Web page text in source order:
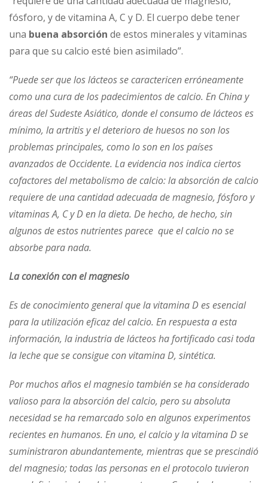
fósforo, y de vitamina A, C y D. El cuerpo debe tener
una buena absorción de estos minerales y vitaminas
para que su calcio esté bien asimilado”.
“Puede ser que los lácteos se caractericen erróneamente
como una cura de los padecimientos de calcio. En China y
áreas del Sudeste Asiático, donde el consumo de lácteos es
mínimo, la artritis y el deterioro de huesos no son los
problemas principales, como lo son en los países
avanzados de Occidente. La evidencia nos indica ciertos
cofactores del metabolismo de calcio: la absorción de calcio
requiere de una cantidad adecuada de magnesio, fósforo y
vitaminas A, C y D en la dieta. De hecho, de hecho, sin
algunos de estos nutrientes parece que el calcio no se
absorbe para nada.
La conexión con el magnesio
Es de conocimiento general que la vitamina D es esencial
para la utilización eficaz del calcio. En respuesta a esta
información, la industria de lácteos ha fortificado casi toda
la leche que se consigue con vitamina D, sintética.
Por muchos años el magnesio también se ha considerado
valioso para la absorción del calcio, pero su absoluta
necesidad se ha remarcado solo en algunos experimentos
recientes en humanos. En uno, el calcio y la vitamina D se
suministraron abundantemente, mientras que se prescindió
del magnesio; todas las personas en el protocolo tuvieron